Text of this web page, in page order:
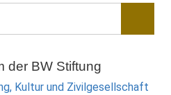
der BW Stiftung
Kultur und Zivilgesellschaft